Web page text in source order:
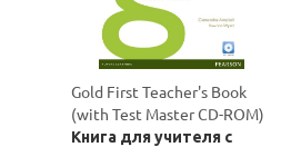
Gold First Teacher's Book
(with Test Master CD-ROM)
Книга для учителя с